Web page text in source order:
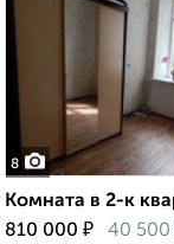
8
Комната в 2-к
810 000 ₽ 40 500